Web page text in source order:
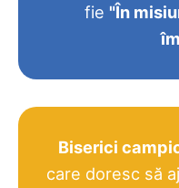
fie "În
Biserici
care doresc să